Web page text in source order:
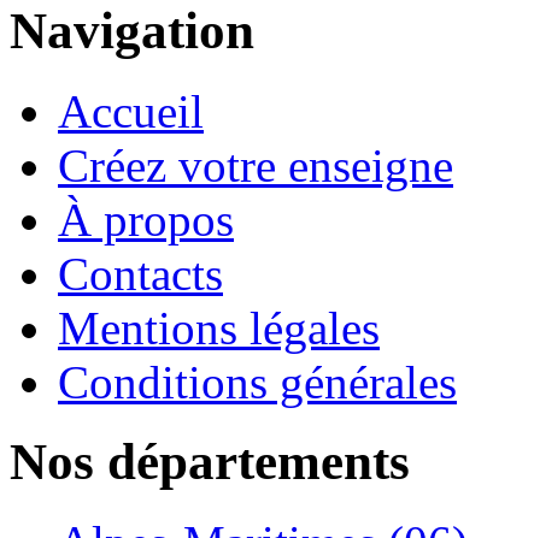
Navigation
Accueil
Créez votre enseigne
À propos
Contacts
Mentions légales
Conditions générales
Nos départements